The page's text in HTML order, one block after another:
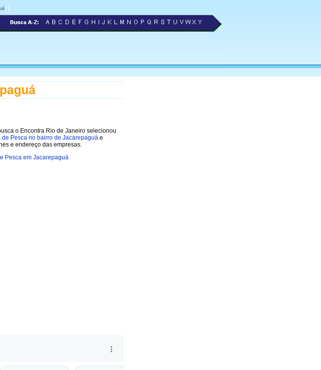
|
o Encontra Rio de Janeiro selecionou
de Pesca no bairro de Jacarepaguá e
e endereço das empresas.
Pesca em Jacarepaguá